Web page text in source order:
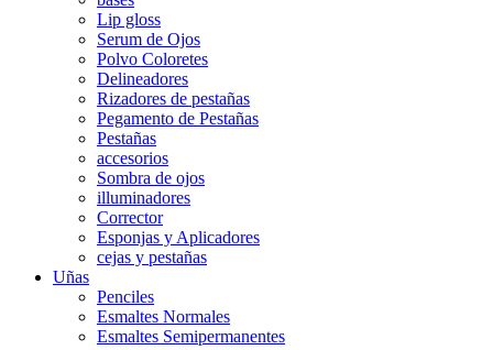
Lip gloss
Serum de Ojos
Polvo Coloretes
Delineadores
Rizadores de pestañas
Pegamento de Pestañas
Pestañas
accesorios
Sombra de ojos
illuminadores
Corrector
Esponjas y Aplicadores
cejas y pestañas
Uñas
Penciles
Esmaltes Normales
Esmaltes Semipermanentes